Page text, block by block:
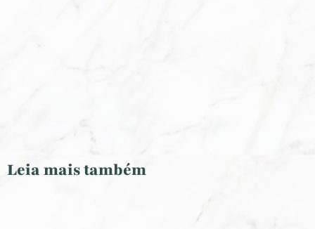
Leia mais também